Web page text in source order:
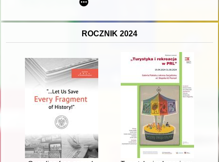
ROCZNIK 2024